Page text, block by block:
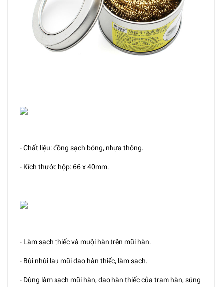
- Chất liệu: đồng sạch bóng, nhựa thông.
- Kích thước hộp: 66 x 40mm.
- Làm sạch thiếc và muội hàn trên mũi hàn.
- Bùi nhùi lau mũi dao hàn thiếc, làm sạch.
- Dùng làm sạch mũi hàn, dao hàn thiếc của trạm hàn, súng